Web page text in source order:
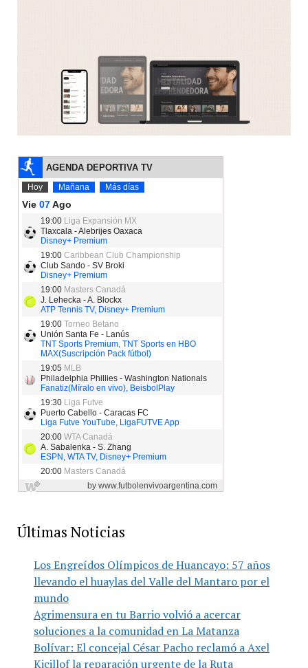
Últimas Noticias
Los Engreídos Olímpicos de Huancayo: 57 años
llevando el huaylas del Valle del Mantaro por el
mundo
Agrimensura en tu Barrio volvió a acercar
soluciones a la comunidad en La Matanza
Bolívar: El concejal César Pacho reclamó a Axel
Kicillof la reparación urgente de la Ruta